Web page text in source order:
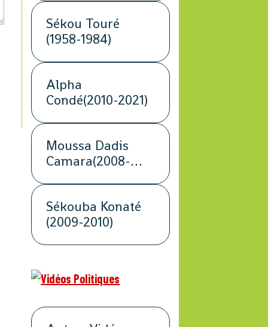
Sékou Touré
(1958-1984)
Alpha
Condé(2010-2021)
Moussa Dadis
Camara(2008-
Sékouba Konaté
(2009-2010)